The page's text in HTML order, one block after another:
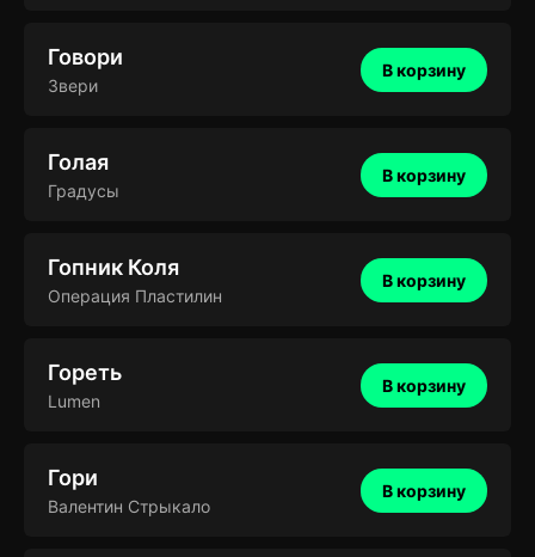
Говори
Звери
В корзину
Голая
Градусы
В корзину
Гопник Коля
Операция Пластилин
В корзину
Гореть
Lumen
В корзину
Гори
Валентин Стрыкало
В корзину